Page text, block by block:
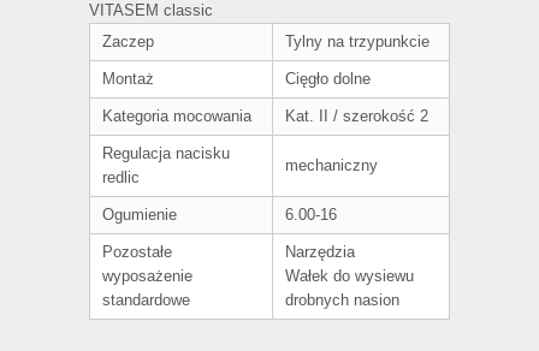
VITASEM classic
Zaczep
Tylny na trzypunkcie
Montaż Cięgło dolne
Kategoria mocowania Kat. II / szerokość 2
Regulacja nacisku
redlic
mechaniczny
Ogumienie 6.00-16
Pozostałe
wyposażenie
standardowe
Narzędzia
Wałek do wysiewu
drobnych nasion